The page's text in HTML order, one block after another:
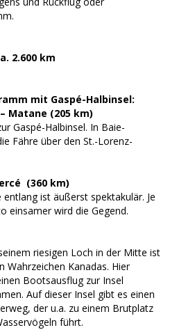
2.600 km
mit Gaspé-Halbinsel:
Matane (205 km)
Gaspé-Halbinsel. In Baie-
Fähre über den St.-Lorenz-
(360 km)
ist äußerst spektakulär. Je
einsamer wird die Gegend.
riesigen Loch in der Mitte ist
Wahrzeichen Kanadas. Hier
Bootsausflug zur Insel
Auf dieser Insel gibt es einen
der u.a. zu einem Brutplatz
führt.